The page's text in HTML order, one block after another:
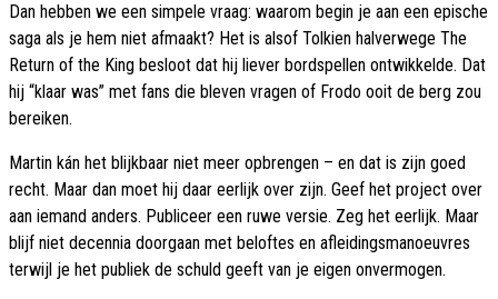
Dan hebben we een simpele vraag: waarom begin je aan een epische
saga als je hem niet afmaakt? Het is alsof Tolkien halverwege The
Return of the King besloot dat hij liever bordspellen ontwikkelde. Dat
hij “klaar was” met fans die bleven vragen of Frodo ooit de berg zou
bereiken.
Martin kán het blijkbaar niet meer opbrengen – en dat is zijn goed
recht. Maar dan moet hij daar eerlijk over zijn. Geef het project over
aan iemand anders. Publiceer een ruwe versie. Zeg het eerlijk. Maar
blijf niet decennia doorgaan met beloftes en afleidingsmanoeuvres
terwijl je het publiek de schuld geeft van je eigen onvermogen.